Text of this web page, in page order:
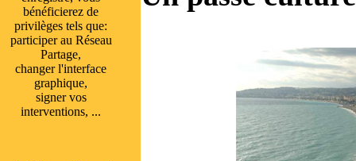
bénéficierez de
privilèges tels que:
participer au Réseau
Partage,
changer l'interface
graphique,
signer vos
interventions, ...